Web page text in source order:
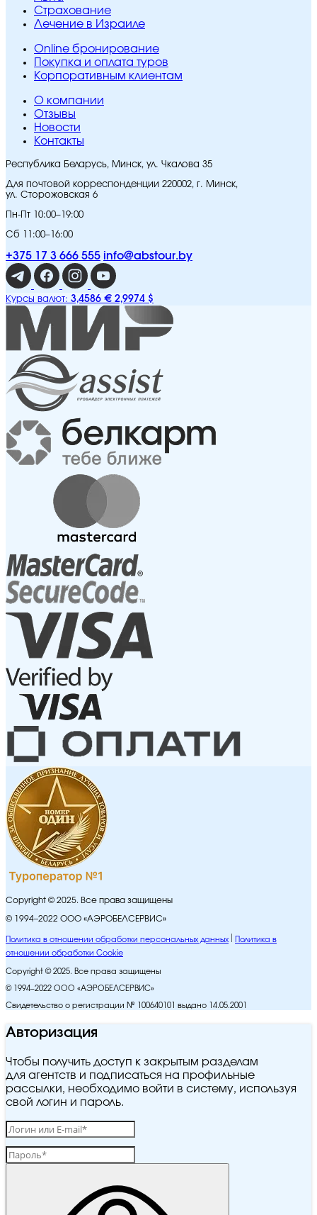
Страхование
Лечение в Израиле
Online бронирование
Покупка и оплата туров
Корпоративным клиентам
O компании
Отзывы
Новости
Контакты
Республика Беларусь, Минск, ул. Чкалова 35
Для почтовой корреспонденции 220002, г. Минск,
ул. Сторожовская 6
Пн-Пт 10:00–19:00
Сб 11:00–16:00
+375 17 3 666 555 info@abstour.by
Курсы валют: 3,4586 € 2,9974 $
Copyright © 2025. Все права защищены
© 1994–2022 ООО «АЭРОБЕЛСЕРВИС»
Политика в отношении обработки персональных данных
Политика в
отношении обработки Cookie
Copyright © 2025. Все права защищены
© 1994–2022 ООО «АЭРОБЕЛСЕРВИС»
Свидетельство о регистрации № 100640101 выдано 14.05.2001
Авторизация
Чтобы получить доступ к закрытым разделам
для агентств и подписаться на профильные
рассылки, необходимо войти в систему, используя
свой логин и пароль.